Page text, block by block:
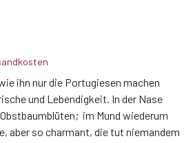
ihn nur die Portugiesen machen
und Lebendigkeit. In der Nase
im Mund wiederum
aber so charmant, die tut niemandem